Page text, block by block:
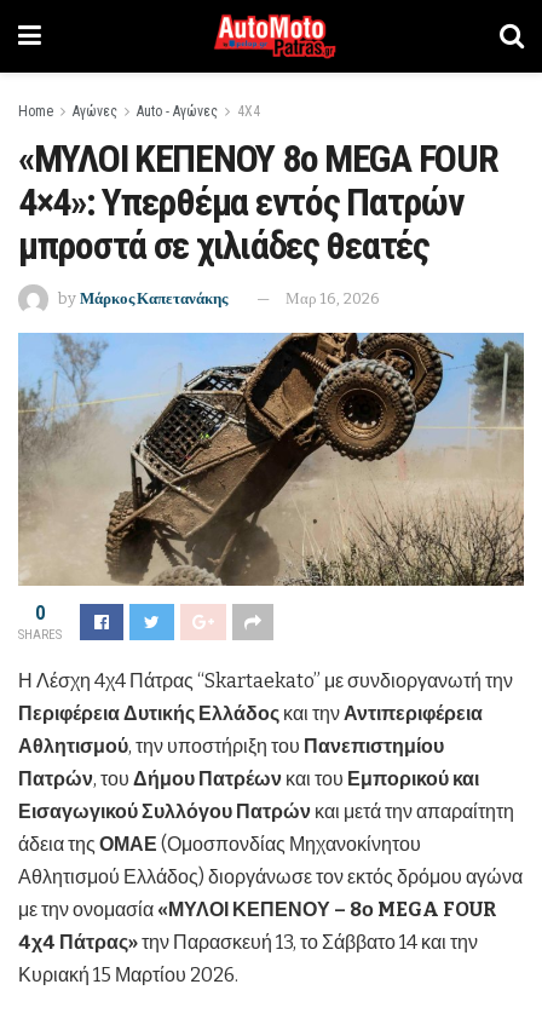
Home Αγώνες Auto - Αγώνες 4Χ4
«ΜΥΛΟΙ ΚΕΠΕΝΟΥ 8ο MEGA FOUR
4×4»: Υπερθέμα εντός Πατρών
μπροστά σε χιλιάδες θεατές
by Μάρκος Καπετανάκης Μαρ 16, 2026
0
SHARES
Η Λέσχη 4χ4 Πάτρας “Skartaekato” με συνδιοργανωτή την
Περιφέρεια Δυτικής Ελλάδος και τηνΑντιπεριφέρεια
Αθλητισμού, την υποστήριξη του Πανεπιστημίου
Πατρών, του Δήμου Πατρέων και του Εμπορικού και
Εισαγωγικού Συλλόγου Πατρών και μετά την απαραίτητη
άδεια της ΟΜΑΕ (Ομοσπονδίας Μηχανοκίνητου
Αθλητισμού Ελλάδος) διοργάνωσε τον εκτός δρόμου αγώνα
με την ονομασία «ΜΥΛΟΙ ΚΕΠΕΝΟΥ – 8ο MEGA FOUR
4χ4 Πάτρας»την Παρασκευή 13, το Σάββατο 14 και την
Κυριακή 15 Μαρτίου 2026.